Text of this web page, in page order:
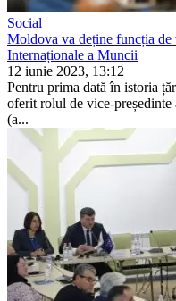
Social
Moldova va deține funcția
Internaționale a Muncii
12 iunie 2023, 13:12
Pentru prima dată în istoria
oferit rolul de vice-
(a...